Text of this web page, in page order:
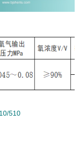
510